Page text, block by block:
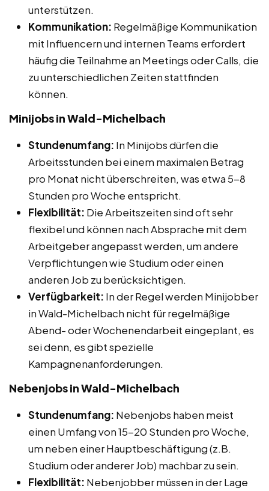
unterstützen.
Kommunikation: Regelmäßige Kommunikation
mit Influencern und internen Teams erfordert
häufig die Teilnahme an Meetings oder Calls, die
zu unterschiedlichen Zeiten stattfinden
können.
Minijobs in Wald-Michelbach
Stundenumfang: In Minijobs dürfen die
Arbeitsstunden bei einem maximalen Betrag
pro Monat nicht überschreiten, was etwa 5-8
Stunden pro Woche entspricht.
Flexibilität: Die Arbeitszeiten sind oft sehr
flexibel und können nach Absprache mit dem
Arbeitgeber angepasst werden, um andere
Verpflichtungen wie Studium oder einen
anderen Job zu berücksichtigen.
Verfügbarkeit: In der Regel werden Minijobber
in Wald-Michelbach nicht für regelmäßige
Abend- oder Wochenendarbeit eingeplant, es
sei denn, es gibt spezielle
Kampagnenanforderungen.
Nebenjobs in Wald-Michelbach
Stundenumfang: Nebenjobs haben meist
einen Umfang von 15-20 Stunden pro Woche,
um neben einer Hauptbeschäftigung (z.B.
Studium oder anderer Job) machbar zu sein.
Flexibilität: Nebenjobber müssen in der Lage